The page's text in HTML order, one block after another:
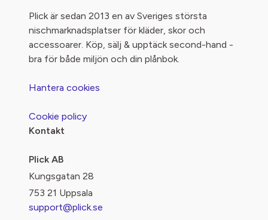
Plick är sedan 2013 en av Sveriges största
nischmarknadsplatser för kläder, skor och
accessoarer. Köp, sälj & upptäck second-hand -
bra för både miljön och din plånbok.
Hantera cookies
Cookie policy
Kontakt
Plick AB
Kungsgatan 28
753 21 Uppsala
support@plick.se